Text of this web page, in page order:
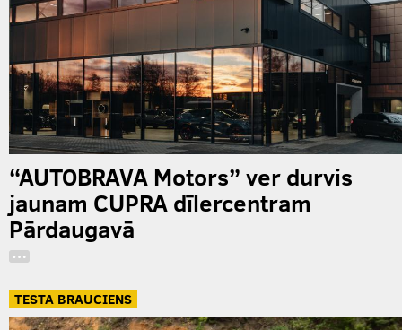
“AUTOBRAVA Motors” ver durvis
jaunam CUPRA dīlercentram
Pārdaugavā
…
TESTA BRAUCIENS